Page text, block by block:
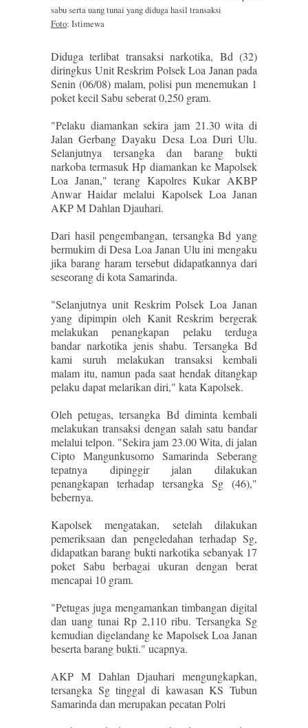
sabu serta uang tunai yang diduga hasil transaksi
Foto: Istimewa
Diduga terlibat transaksi narkotika, Bd (32)
diringkus Unit Reskrim Polsek Loa Janan pada
Senin (06/08) malam, polisi pun menemukan 1
poket kecil Sabu seberat 0,250 gram.
"Pelaku diamankan sekira jam 21.30 wita di
Jalan Gerbang Dayaku Desa Loa Duri Ulu.
Selanjutnya tersangka dan barang bukti
narkoba termasuk Hp diamankan ke Mapolsek
Loa Janan," terang Kapolres Kukar AKBP
Anwar Haidar melalui Kapolsek Loa Janan
AKP M Dahlan Djauhari.
Dari hasil pengembangan, tersangka Bd yang
bermukim di Desa Loa Janan Ulu ini mengaku
jika barang haram tersebut didapatkannya dari
seseorang di kota Samarinda.
"Selanjutnya unit Reskrim Polsek Loa Janan
yang dipimpin oleh Kanit Reskrim bergerak
melakukan penangkapan pelaku terduga
bandar narkotika jenis shabu. Tersangka Bd
kami suruh melakukan transaksi kembali
malam itu, namun pada saat hendak ditangkap
pelaku dapat melarikan diri," kata Kapolsek.
Oleh petugas, tersangka Bd diminta kembali
melakukan transaksi dengan salah satu bandar
melalui telpon. "Sekira jam 23.00 Wita, di jalan
Cipto Mangunkusomo Samarinda Seberang
tepatnya dipinggir jalan dilakukan
penangkapan terhadap tersangka Sg (46),"
bebernya.
Kapolsek mengatakan, setelah dilakukan
pemeriksaan dan pengeledahan terhadap Sg,
didapatkan barang bukti narkotika sebanyak 17
poket Sabu berbagai ukuran dengan berat
mencapai 10 gram.
"Petugas juga mengamankan timbangan digital
dan uang tunai Rp 2,110 ribu. Tersangka Sg
kemudian digelandang ke Mapolsek Loa Janan
beserta barang bukti." ucapnya.
AKP M Dahlan Djauhari mengungkapkan,
tersangka Sg tinggal di kawasan KS Tubun
Samarinda dan merupakan pecatan Polri